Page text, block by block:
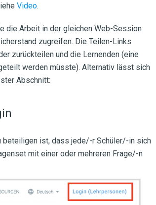
Video.
die Arbeit in der gleichen Web-Session
zugreifen. Die Teilen-Links
zurückteilen und die Lernenden (eine
werden müsste). Alternativ lässt sich
Abschnitt:
beteiligen ist, dass jede/-r Schüler/-in sich
mit einer oder mehreren Frage/-n